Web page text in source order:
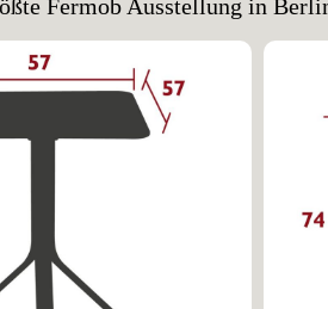
Fermob Ausstellung in